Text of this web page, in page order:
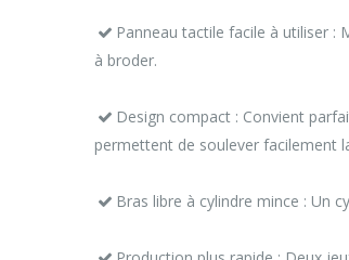
Panneau tactile facile à utiliser :
à broder.
Design compact : Convient
permettent de soulever facilement
Bras libre à cylindre mince : Un